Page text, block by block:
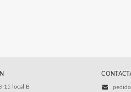
15 local B